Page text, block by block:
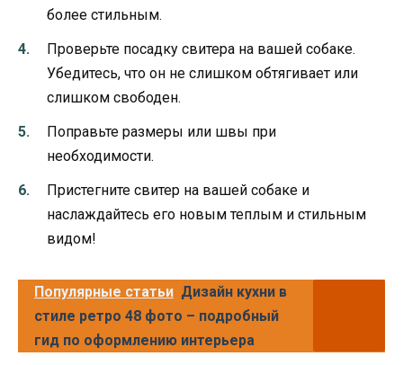
более стильным.
Проверьте посадку свитера на вашей собаке.
Убедитесь, что он не слишком обтягивает или
слишком свободен.
Поправьте размеры или швы при
необходимости.
Пристегните свитер на вашей собаке и
наслаждайтесь его новым теплым и стильным
видом!
Популярные статьи Дизайн кухни в
стиле ретро 48 фото – подробный
гид по оформлению интерьера